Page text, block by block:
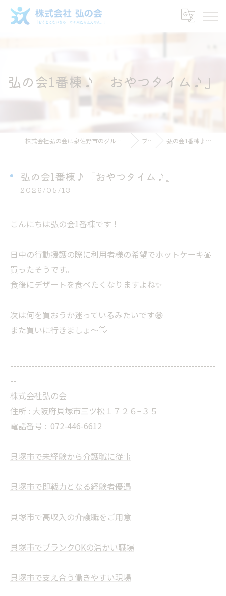
弘の会1番棟♪『おやつタイム♪』
株式会社弘の会は泉佐野市のグループホームで働ける介護スタッフ求人 ブログ 弘の会1番棟♪『おやつタイム♪』
弘の会1番棟♪『おやつタイム♪』
2026/05/13
こんにちは弘の会1番棟です！
日中の行動援護の際に利用者様の希望でホットケーキ🥞
買ったそうです。
食後にデザートを食べたくなりますよね✨
次は何を買おうか迷っているみたいです😁
また買いに行きましょ〜👋
--------------------------------------------------------------------
--
株式会社弘の会
住所 : 大阪府貝塚市三ツ松１７２６−３５
電話番号 : 072-446-6612
貝塚市で未経験から介護職に従事
貝塚市で即戦力となる経験者優遇
貝塚市で高収入の介護職をご用意
貝塚市でブランクOKの温かい職場
貝塚市で支え合う働きやすい現場